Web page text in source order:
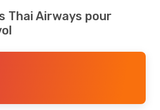
Thai Airways pour